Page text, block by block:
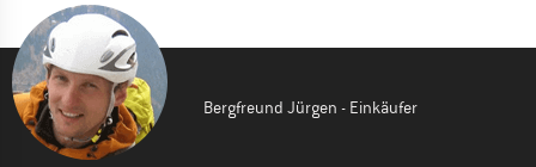
Bergfreund Jürgen - Einkäufer